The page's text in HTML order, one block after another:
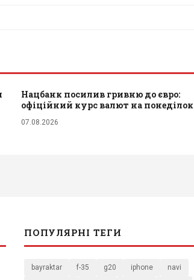
Нацбанк посилив гривню до євро:
офіційний курс валют на понеділок
07.08.2026
ПОПУЛЯРНІ ТЕГИ
bayraktar f-35 g20 iphone navi